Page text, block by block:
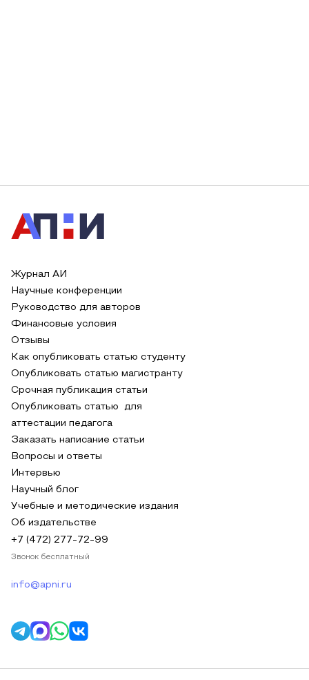
Журнал АИ
Научные конференции
Руководство для авторов
Финансовые условия
Отзывы
Как опубликовать статью студенту
Опубликовать статью магистранту
Срочная публикация статьи
Опубликовать статью для
аттестации педагога
Заказать написание статьи
Вопросы и ответы
Интервью
Научный блог
Учебные и методические издания
Об издательстве
+7 (472) 277-72-99
Звонок бесплатный
info@apni.ru